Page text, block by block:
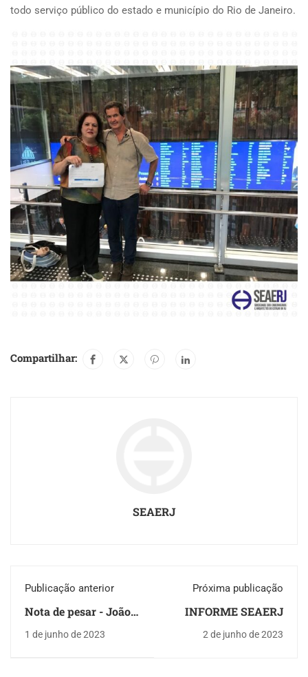
todo serviço público do estado e município do Rio de Janeiro.
Compartilhar:
SEAERJ
Publicação anterior
Nota de pesar - João
1 de junho de 2023
Próxima publicação
INFORME SEAERJ
2 de junho de 2023